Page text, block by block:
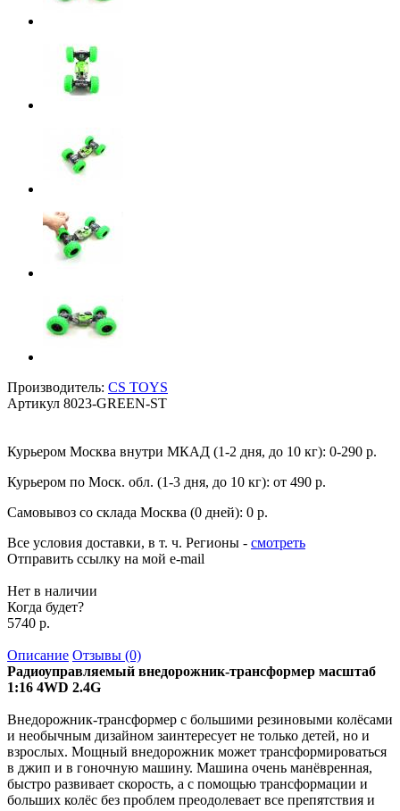
Производитель: CS TOYS
Артикул 8023-GREEN-ST
Курьером Москва внутри МКАД (1-2 дня, до 10 кг): 0-290 р.
Курьером по Моск. обл. (1-3 дня, до 10 кг): от 490 р.
Самовывоз со склада Москва (0 дней): 0 р.
Все условия доставки, в т. ч. Регионы - смотреть
Отправить ссылку на мой e-mail
Нет в наличии
Когда будет?
5740 р.
Описание Отзывы (0)
Радиоуправляемый внедорожник-трансформер масштаб
1:16 4WD 2.4G
Внедорожник-трансформер с большими резиновыми колёсами
и необычным дизайном заинтересует не только детей, но и
взрослых. Мощный внедорожник может трансформироваться
в джип и в гоночную машину. Машина очень манёвренная,
быстро развивает скорость, а с помощью трансформации и
больших колёс без проблем преодолевает все препятствия и